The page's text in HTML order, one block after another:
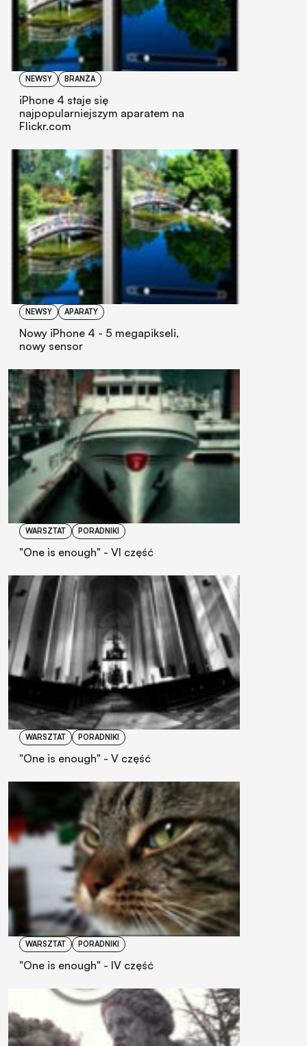
NEWSY BRANŻA
iPhone 4 staje się
najpopularniejszym aparatem na
Flickr.com
NEWSY APARATY
Nowy iPhone 4 - 5 megapikseli,
nowy sensor
WARSZTAT PORADNIKI
"One is enough" - VI część
WARSZTAT PORADNIKI
"One is enough" - V część
WARSZTAT PORADNIKI
"One is enough" - IV część